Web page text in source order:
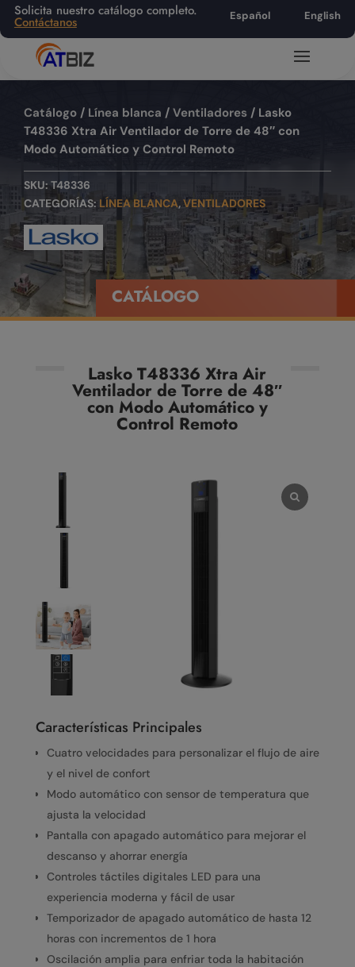
Solicita nuestro catálogo completo.
Contáctanos Español English
Catálogo / Línea blanca / Ventiladores / Lasko
T48336 Xtra Air Ventilador de Torre de 48″ con
Modo Automático y Control Remoto
SKU: T48336
CATEGORÍAS: LÍNEA BLANCA,VENTILADORES
CATÁLOGO
Lasko T48336 Xtra Air
Ventilador de Torre de 48″
con Modo Automático y
Control Remoto
Características Principales
Cuatro velocidades para personalizar el flujo de aire
y el nivel de confort
Modo automático con sensor de temperatura que
ajusta la velocidad
Pantalla con apagado automático para mejorar el
descanso y ahorrar energía
Controles táctiles digitales LED para una
experiencia moderna y fácil de usar
Temporizador de apagado automático de hasta 12
horas con incrementos de 1 hora
Oscilación amplia para enfriar toda la habitación